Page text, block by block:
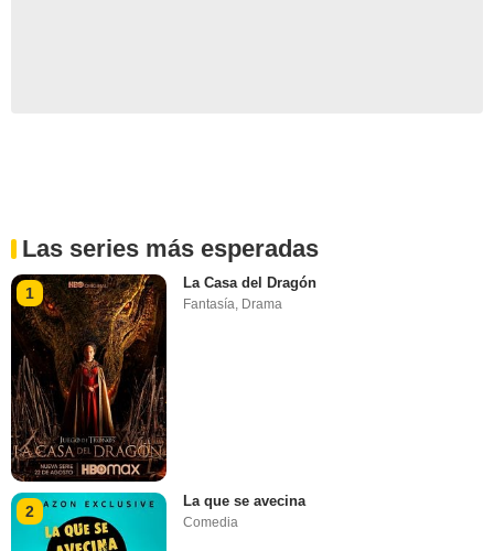
Las series más esperadas
1
La Casa del Dragón
Fantasía Drama
2
La que se avecina
Comedia